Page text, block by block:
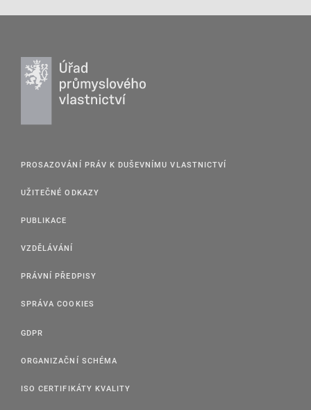
PROSAZOVÁNÍ PRÁV K DUŠEVNÍMU VLASTNICTVÍ
UŽITEČNÉ ODKAZY
PUBLIKACE
VZDĚLÁVÁNÍ
PRÁVNÍ PŘEDPISY
SPRÁVA COOKIES
GDPR
ORGANIZAČNÍ SCHÉMA
ISO CERTIFIKÁTY KVALITY